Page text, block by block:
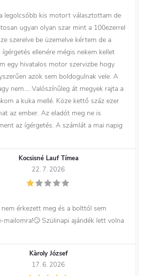
legolcsóbb kis motort választottam de
ugyan olyan szar mint a 100ezerrel
szerelve be üzemelve kértem de a
ellenére mégis nekem kellet
egy hivatalos motor szervizbe hogy
azok sem boldogulnak vele. A
nem…. Valószínűleg át megyek rajta a
a kuka mellé. Köze kettő száz ezer
az ember. Az eladót meg ne is
az ígérgetés. A számlát a mai napig
Kocsisné Lauf Tímea
22. 7. 2026
érkezett meg és a bolttól sem
mailomra!🙄 Szülinapi ajándék lett volna
Kàroly József
17. 6. 2026